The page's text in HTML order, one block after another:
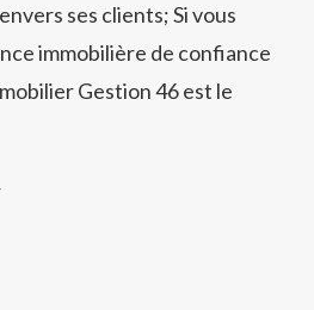
ses clients; Si vous
immobilière de confiance
Gestion 46 est le